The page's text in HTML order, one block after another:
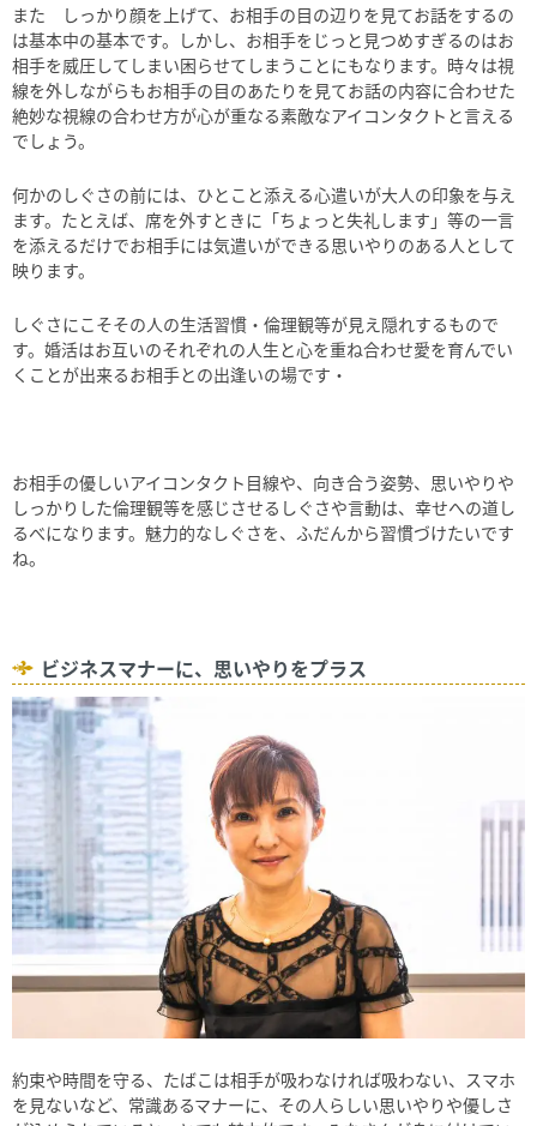
また しっかり顔を上げて、お相手の目の辺りを見てお話をするの
は基本中の基本です。しかし、お相手をじっと見つめすぎるのはお
相手を威圧してしまい困らせてしまうことにもなります。時々は視
線を外しながらもお相手の目のあたりを見てお話の内容に合わせた
絶妙な視線の合わせ方が心が重なる素敵なアイコンタクトと言える
でしょう。
何かのしぐさの前には、ひとこと添える心遣いが大人の印象を与え
ます。たとえば、席を外すときに「ちょっと失礼します」等の一言
を添えるだけでお相手には気遣いができる思いやりのある人として
映ります。
しぐさにこそその人の生活習慣・倫理観等が見え隠れするもので
す。婚活はお互いのそれぞれの人生と心を重ね合わせ愛を育んでい
くことが出来るお相手との出逢いの場です・
お相手の優しいアイコンタクト目線や、向き合う姿勢、思いやりや
しっかりした倫理観等を感じさせるしぐさや言動は、幸せへの道し
るべになります。魅力的なしぐさを、ふだんから習慣づけたいです
ね。
ビジネスマナーに、思いやりをプラス
約束や時間を守る、たばこは相手が吸わなければ吸わない、スマホ
を見ないなど、常識あるマナーに、その人らしい思いやりや優しさ